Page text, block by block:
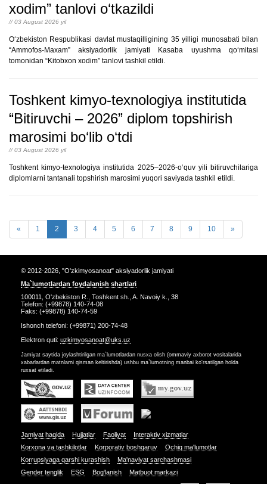
xodim” tanlovi o‘tkazildi
// 03 August 2026 yil
O‘zbekiston Respublikasi davlat mustaqilligining 35 yilligi munosabati bilan
“Ammofos-Maxam” aksiyadorlik jamiyati Kasaba uyushma qo‘mitasi
tomonidan “Kitobxon xodim” tanlovi tashkil etildi.
Toshkent kimyo-texnologiya institutida
“Bitiruvchi – 2026” diplom topshirish
marosimi bo‘lib o‘tdi
// 03 August 2026 yil
Toshkent kimyo-texnologiya institutida 2025–2026-o‘quv yili bitiruvchilariga
diplomlarni tantanali topshirish marosimi yuqori saviyada tashkil etildi.
« 1 2 3 4 5 6 7 8 9 10 »
© 2012-2026, "O'zkimyosanoat" aksiyadorlik jamiyati
Ma`lumotlardan foydalanish shartlari
100011, O'zbekiston R., Toshkent sh., A. Navoiy k., 38
Telefon: (+99878) 140-74-08
Faks: (+99878) 140-74-59
Ishonch telefoni: (+99871) 200-74-48
Elektron quti: uzkimyosanoat@uks.uz
Jamiyat saytida joylashtirilgan ma`lumotlardan nusxa olish (ommaviy axborot vositalarida
xabarlardan matnlarni qisman keltirishda) ushbu ma`lumotning manbai ko'rsatilgan holda
ruxsat etiladi.
Jamiyat haqida Hujjatlar Faoliyat
Interaktiv xizmatlar
Korxona va tashkilotlar
Korporativ boshqaruv
Ochiq ma'lumotlar
Korrupsiyaga qarshi kurashish
Ma'naviyat sarchashmasi
Gender tenglik
ESG Bog‘lanish Matbuot markazi